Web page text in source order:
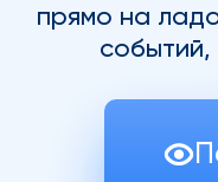
прямо на
событий,